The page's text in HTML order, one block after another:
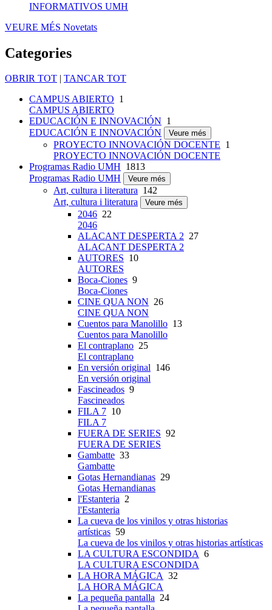
INFORMATIVOS UMH
VEURE MÉS Novetats
Categories
OBRIR TOT | TANCAR TOT
CAMPUS ABIERTO 1
CAMPUS ABIERTO
EDUCACIÓN E INNOVACIÓN 1
EDUCACIÓN E INNOVACIÓN
Veure més
PROYECTO INNOVACIÓN DOCENTE 1
PROYECTO INNOVACIÓN DOCENTE
Programas Radio UMH 1813
Programas Radio UMH
Veure més
Art, cultura i literatura 142
Art, cultura i literatura
Veure més
2046 22
2046
ALACANT DESPERTA 2 27
ALACANT DESPERTA 2
AUTORES 10
AUTORES
Boca-Ciones 9
Boca-Ciones
CINE QUA NON 26
CINE QUA NON
Cuentos para Manolillo 13
Cuentos para Manolillo
El contraplano 25
El contraplano
En versión original 146
En versión original
Fascineados 9
Fascineados
FILA 7 10
FILA 7
FUERA DE SERIES 92
FUERA DE SERIES
Gambatte 33
Gambatte
Gotas Hernandianas 29
Gotas Hernandianas
l'Estanteria 2
l'Estanteria
La cueva de los vinilos y otras historias
artísticas 59
La cueva de los vinilos y otras historias artísticas
LA CULTURA ESCONDIDA 6
LA CULTURA ESCONDIDA
LA HORA MÁGICA 32
LA HORA MÁGICA
La pequeña pantalla 24